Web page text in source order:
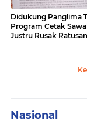
Didukung Panglima
Program Cetak
Justru Rusak
Nasional